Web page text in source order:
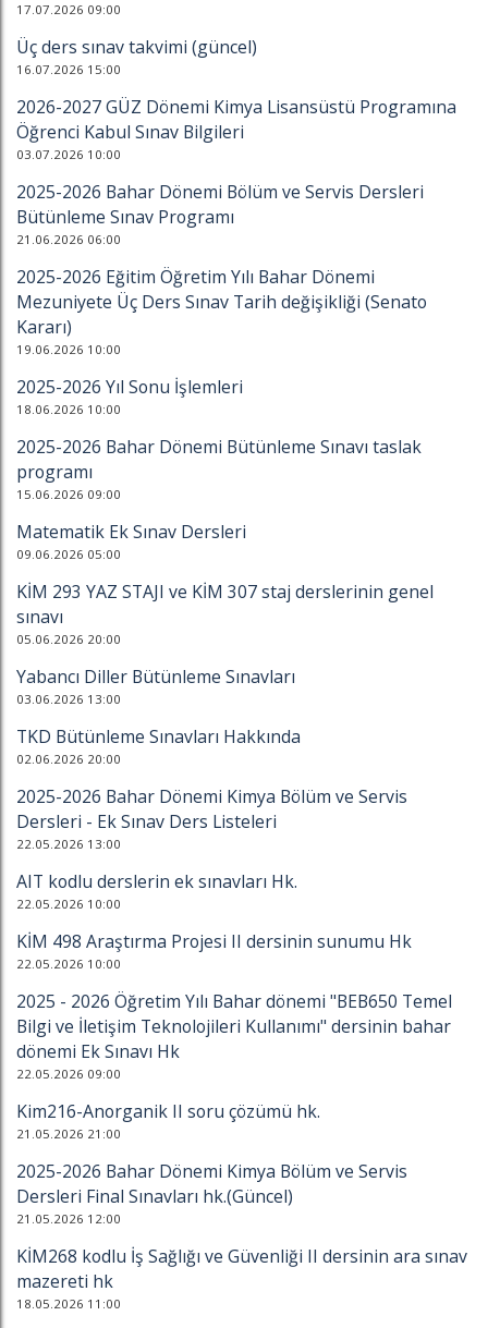
17.07.2026 09:00
Üç ders sınav takvimi (güncel)
16.07.2026 15:00
2026-2027 GÜZ Dönemi Kimya Lisansüstü Programına
Öğrenci Kabul Sınav Bilgileri
03.07.2026 10:00
2025-2026 Bahar Dönemi Bölüm ve Servis Dersleri
Bütünleme Sınav Programı
21.06.2026 06:00
2025-2026 Eğitim Öğretim Yılı Bahar Dönemi
Mezuniyete Üç Ders Sınav Tarih değişikliği (Senato
Kararı)
19.06.2026 10:00
2025-2026 Yıl Sonu İşlemleri
18.06.2026 10:00
2025-2026 Bahar Dönemi Bütünleme Sınavı taslak
programı
15.06.2026 09:00
Matematik Ek Sınav Dersleri
09.06.2026 05:00
KİM 293 YAZ STAJI ve KİM 307 staj derslerinin genel
sınavı
05.06.2026 20:00
Yabancı Diller Bütünleme Sınavları
03.06.2026 13:00
TKD Bütünleme Sınavları Hakkında
02.06.2026 20:00
2025-2026 Bahar Dönemi Kimya Bölüm ve Servis
Dersleri - Ek Sınav Ders Listeleri
22.05.2026 13:00
AIT kodlu derslerin ek sınavları Hk.
22.05.2026 10:00
KİM 498 Araştırma Projesi II dersinin sunumu Hk
22.05.2026 10:00
2025 - 2026 Öğretim Yılı Bahar dönemi "BEB650 Temel
Bilgi ve İletişim Teknolojileri Kullanımı" dersinin bahar
dönemi Ek Sınavı Hk
22.05.2026 09:00
Kim216-Anorganik II soru çözümü hk.
21.05.2026 21:00
2025-2026 Bahar Dönemi Kimya Bölüm ve Servis
Dersleri Final Sınavları hk.(Güncel)
21.05.2026 12:00
KİM268 kodlu İş Sağlığı ve Güvenliği II dersinin ara sınav
mazereti hk
18.05.2026 11:00